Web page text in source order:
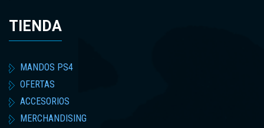
TIENDA
MANDOS PS4
OFERTAS
ACCESORIOS
MERCHANDISING